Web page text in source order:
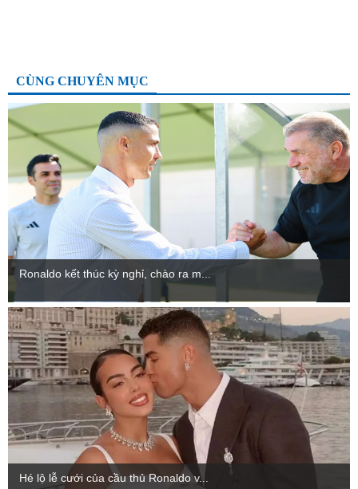
CÙNG CHUYÊN MỤC
Ronaldo kết thúc kỳ nghỉ, chào ra m...
Hé lộ lễ cưới của cầu thủ Ronaldo v...